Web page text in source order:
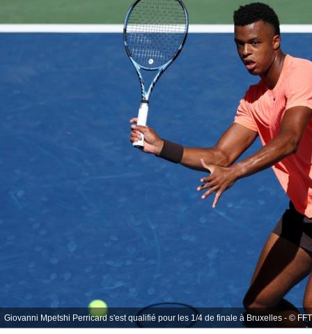
Giovanni Mpetshi Perricard s'est qualifié pour les 1/4 de finale à Bruxelles - ©